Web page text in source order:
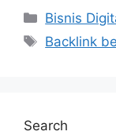
Categories
Bisnis
Tags
Backlink
Search